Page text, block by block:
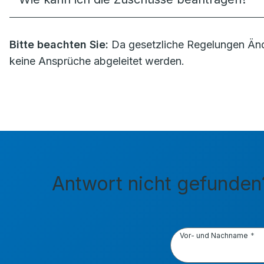
Bitte beachten Sie: Da gesetzliche Regelungen
keine Ansprüche abgeleitet werden.
Antwort nicht
Vor- und Nachname